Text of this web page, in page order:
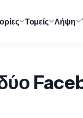
Τομείς Λήψη